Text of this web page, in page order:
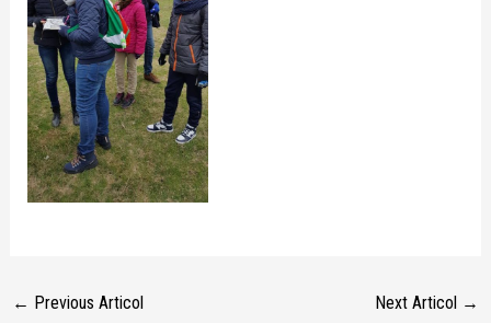
← Previous Articol Next Articol →